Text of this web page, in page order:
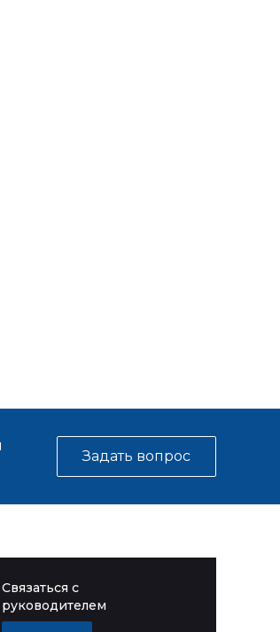
Задать вопрос
Связаться с
руководителем